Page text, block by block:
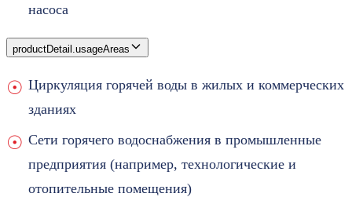
насоса
productDetail.usageAreas
Циркуляция горячей воды в жилых и коммерческих
зданиях
Сети горячего водоснабжения в промышленные
предприятия (например, технологические и
отопительные помещения)